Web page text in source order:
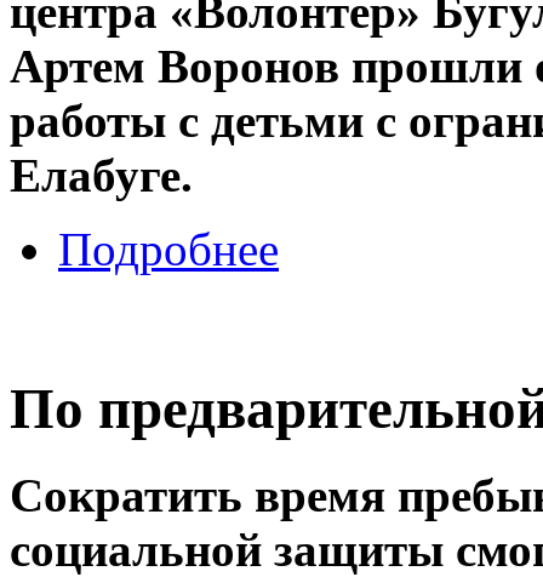
центра «Волонтер»
Артем Воронов прошли
работы с детьми с
Елабуге.
Подробнее
По
Сократить время
социальной защиты